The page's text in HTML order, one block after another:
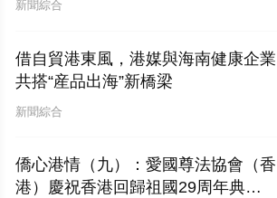
新聞綜合
借自貿港東風，港媒與海南健康企業
共搭“産品出海”新橋梁
新聞綜合
僑心港情（九）：愛國尊法協會（香
港）慶祝香港回歸祖國29周年典禮